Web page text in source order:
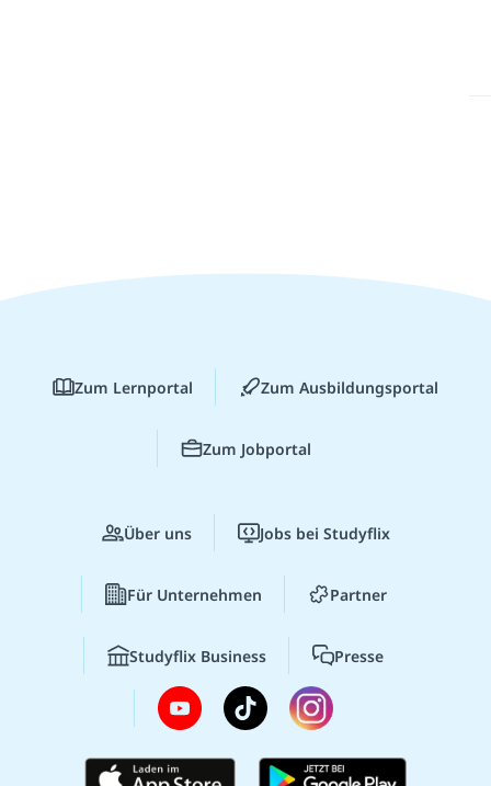
Zum Lernportal Zum Ausbildungsportal
Zum Jobportal
Über uns Jobs bei Studyflix
Für Unternehmen Partner
Studyflix Business Presse